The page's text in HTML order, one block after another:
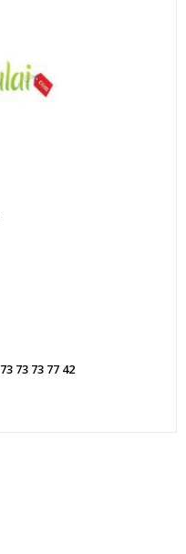
73 73 73 77 42